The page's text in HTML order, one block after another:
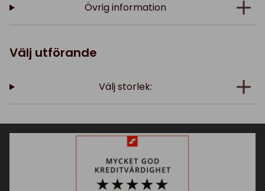
Övrig information
Välj utförande
Välj storlek: